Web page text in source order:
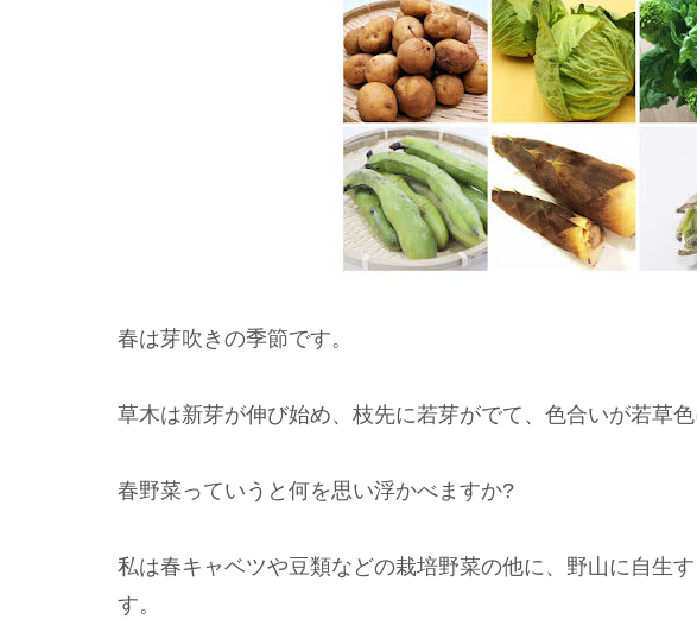
春は芽吹きの季節です。
草木は新芽が伸び始め、枝先に若芽がでて、色合いが若草色
春野菜っていうと何を思い浮かべますか?
私は春キャベツや豆類などの栽培野菜の他に、野山に自生
す。